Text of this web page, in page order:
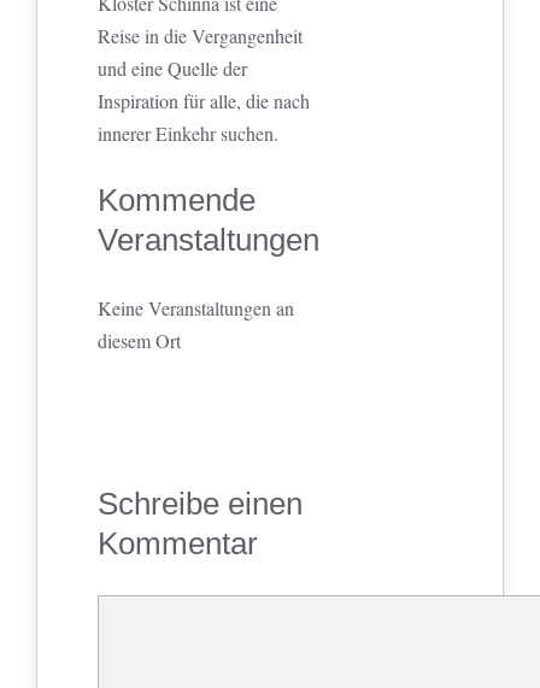
Reise in die Vergangenheit
und eine Quelle der
Inspiration für alle, die nach
innerer Einkehr suchen.
Kommende
Veranstaltungen
Keine Veranstaltungen an
diesem Ort
Schreibe einen
Kommentar